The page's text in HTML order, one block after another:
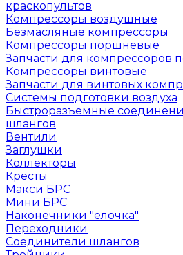
краскопультов
Компрессоры воздушные
Безмасляные компрессоры
Компрессоры поршневые
Запчасти для компрессоров
Компрессоры винтовые
Запчасти для винтовых
Системы подготовки воздуха
Быстроразъемные
шлангов
Вентили
Заглушки
Коллекторы
Кресты
Макси БРС
Мини БРС
Наконечники "елочка"
Переходники
Соединители шлангов